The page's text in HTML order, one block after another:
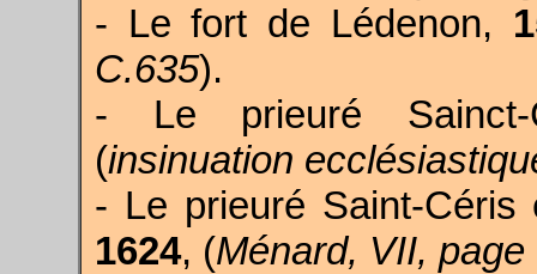
- Le fort de Lédenon,
C.635).
- Le prieuré
(insinuation
- Le prieuré Saint-Céris
1624, (Ménard, VII, page